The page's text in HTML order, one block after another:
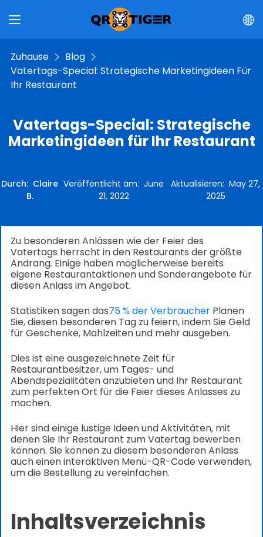
Zuhause
Blog
Vatertags-Special: Strategische Marketingideen Für
Ihr Restaurant
Vatertags-Special: Strategische
Marketingideen für Ihr Restaurant
Durch: Claire
B.
Veröffentlicht am:June
21, 2022
Aktualisieren:May 27,
2025
Zu besonderen Anlässen wie der Feier des
Vatertags herrscht in den Restaurants der größte
Andrang. Einige haben möglicherweise bereits
eigene Restaurantaktionen und Sonderangebote für
diesen Anlass im Angebot.
Statistiken sagen das75 % der Verbraucher Planen
Sie, diesen besonderen Tag zu feiern, indem Sie Geld
für Geschenke, Mahlzeiten und mehr ausgeben.
Dies ist eine ausgezeichnete Zeit für
Restaurantbesitzer, um Tages- und
Abendspezialitäten anzubieten und Ihr Restaurant
zum perfekten Ort für die Feier dieses Anlasses zu
machen.
Hier sind einige lustige Ideen und Aktivitäten, mit
denen Sie Ihr Restaurant zum Vatertag bewerben
können. Sie können zu diesem besonderen Anlass
auch einen interaktiven Menü-QR-Code verwenden,
um die Bestellung zu vereinfachen.
Inhaltsverzeichnis